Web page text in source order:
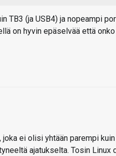
TB3 (ja USB4) ja nopeampi
on hyvin epäselvää että
ei olisi yhtään parempi
ajatukselta. Tosin Linux